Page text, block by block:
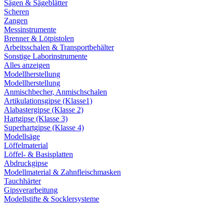
Sägen & Sägeblätter
Scheren
Zangen
Messinstrumente
Brenner & Lötpistolen
Arbeitsschalen & Transportbehälter
Sonstige Laborinstrumente
Alles anzeigen
Modellherstellung
Modellherstellung
Anmischbecher, Anmischschalen
Artikulationsgipse (Klasse1)
Alabastergipse (Klasse 2)
Hartgipse (Klasse 3)
Superhartgipse (Klasse 4)
Modellsäge
Löffelmaterial
Löffel- & Basisplatten
Abdruckgipse
Modellmaterial & Zahnfleischmasken
Tauchhärter
Gipsverarbeitung
Modellstifte & Socklersysteme